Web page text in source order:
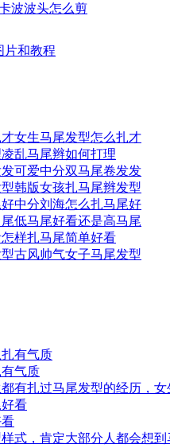
波波头怎么剪
片和教程
女生马尾发型怎么扎才
凌乱马尾辫如何打理
可爱中分双马尾卷发发
韩版女孩扎马尾辫发型
中分刘海怎么扎马尾好
低马尾好看还是高马尾
怎样扎马尾简单好看
古风帅气女子马尾发型
气质
有扎过马尾发型的经历，
式，肯定大部分人都会想